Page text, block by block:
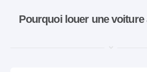
Pourquoi louer une voiture